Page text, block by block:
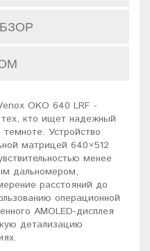
OKO 640 LRF -
кто ищет надежный
Устройство
матрицей 640×512
менее
дальномером,
расстояний до
операционной
AMOLED-дисплея
детализацию